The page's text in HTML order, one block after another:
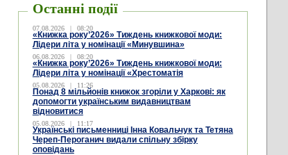
Останні події
07.08.2026 | 08:20
«Книжка року’2026» Тиждень книжкової моди:
Лідери літа у номінації «Минувшина»
06.08.2026 | 08:20
«Книжка року’2026» Тиждень книжкової моди:
Лідери літа у номінації «Хрестоматія
05.08.2026 | 11:26
Понад 8 мільйонів книжок згоріли у Харкові: як
допомогти українським видавництвам
відновитися
05.08.2026 | 11:17
Українські письменниці Інна Ковальчук та Тетяна
Череп-Пероганич видали спільну збірку
оповідань